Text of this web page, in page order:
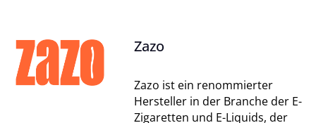
Zazo
Zazo ist ein renommierter
Hersteller in der Branche der E-
Zigaretten und E-Liquids, der